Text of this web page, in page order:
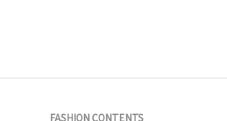
FASHION CONTENTS